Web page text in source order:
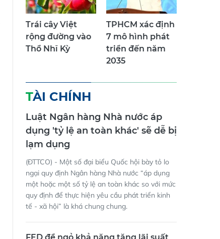
Trái cây Việt
rộng đường vào
Thổ Nhĩ Kỳ
TPHCM xác định
7 mô hình phát
triển đến năm
2035
TÀI CHÍNH
Luật Ngân hàng Nhà nước áp
dụng 'tỷ lệ an toàn khác' sẽ dễ bị
lạm dụng
(ĐTTCO) - Một số đại biểu Quốc hội bày tỏ lo
ngại quy định Ngân hàng Nhà nước “áp dụng
một hoặc một số tỷ lệ an toàn khác so với mức
quy định để thực hiện yêu cầu phát triển kinh
tế - xã hội” là khá chung chung.